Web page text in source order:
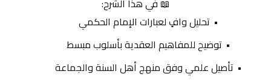
📖 في هذا الشرح:
تحليل وافٍ لعبارات الإمام الحكمي
توضيح للمفاهيم العقدية بأسلوب مبسط
تأصيل علمي وفق منهج أهل السنة والجماعة